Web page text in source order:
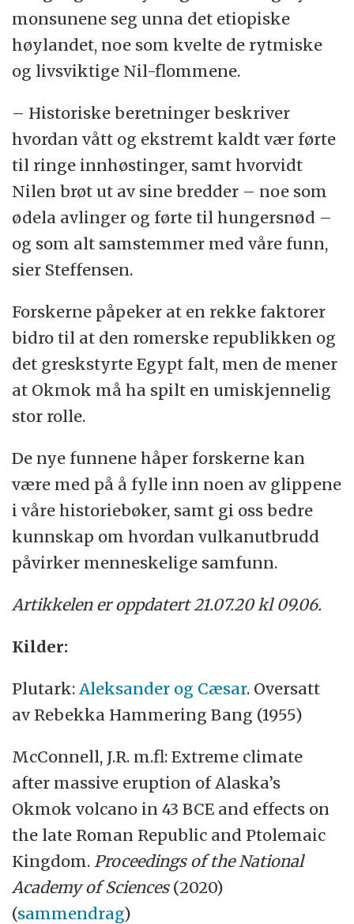
monsunene seg unna det etiopiske
høylandet, noe som kvelte de rytmiske
og livsviktige Nil-flommene.
– Historiske beretninger beskriver
hvordan vått og ekstremt kaldt vær førte
til ringe innhøstinger, samt hvorvidt
Nilen brøt ut av sine bredder – noe som
ødela avlinger og førte til hungersnød –
og som alt samstemmer med våre funn,
sier Steffensen.
Forskerne påpeker at en rekke faktorer
bidro til at den romerske republikken og
det greskstyrte Egypt falt, men de mener
at Okmok må ha spilt en umiskjennelig
stor rolle.
De nye funnene håper forskerne kan
være med på å fylle inn noen av glippene
i våre historiebøker, samt gi oss bedre
kunnskap om hvordan vulkanutbrudd
påvirker menneskelige samfunn.
Artikkelen er oppdatert 21.07.20 kl 09.06.
Kilder:
Plutark: Aleksander og Cæsar. Oversatt
av Rebekka Hammering Bang (1955)
McConnell, J.R. m.fl: Extreme climate
after massive eruption of Alaska’s
Okmok volcano in 43 BCE and effects on
the late Roman Republic and Ptolemaic
Kingdom. Proceedings of the National
Academy of Sciences(2020)
(sammendrag)